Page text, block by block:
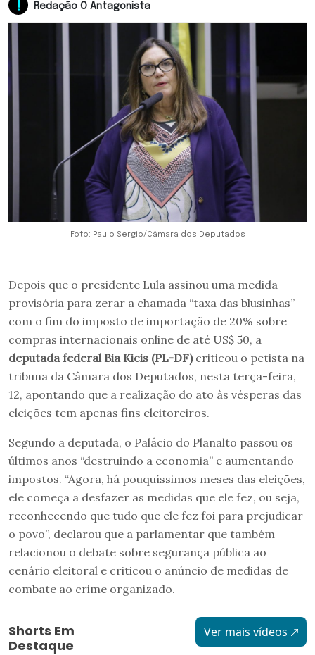
Redação O Antagonista
Foto: Paulo Sergio/Câmara dos Deputados
Depois que o presidente Lula assinou uma medida
provisória para zerar a chamada “taxa das blusinhas”
com o fim do imposto de importação de 20% sobre
compras internacionais online de até US$ 50, a
deputada federal Bia Kicis (PL-DF) criticou o petista na
tribuna da Câmara dos Deputados, nesta terça-feira,
12, apontando que a realização do ato às vésperas das
eleições tem apenas fins eleitoreiros.
Segundo a deputada, o Palácio do Planalto passou os
últimos anos “destruindo a economia” e aumentando
impostos. “Agora, há pouquíssimos meses das eleições,
ele começa a desfazer as medidas que ele fez, ou seja,
reconhecendo que tudo que ele fez foi para prejudicar
o povo”, declarou que a parlamentar que também
relacionou o debate sobre segurança pública ao
cenário eleitoral e criticou o anúncio de medidas de
combate ao crime organizado.
Shorts Em
Destaque
Ver mais vídeos